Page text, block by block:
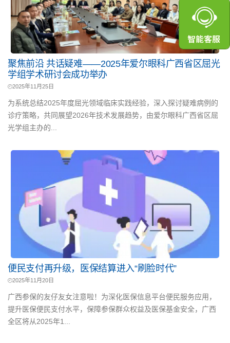
聚焦前沿 共话疑难——2025年爱尔眼科广西省区屈光
学组学术研讨会成功举办
2025年11月25日
为系统总结2025年度屈光领域临床实践经验，深入探讨疑难病例的
诊疗策略，共同展望2026年技术发展趋势，由爱尔眼科广西省区屈
光学组主办的...
便民支付再升级，医保结算进入“刷脸时代”
2025年11月20日
广西参保的友仔友女注意啦！为深化医保信息平台便民服务应用，
提升医保便民支付水平，保障参保群众权益及医保基金安全，广西
全区将从2025年1...